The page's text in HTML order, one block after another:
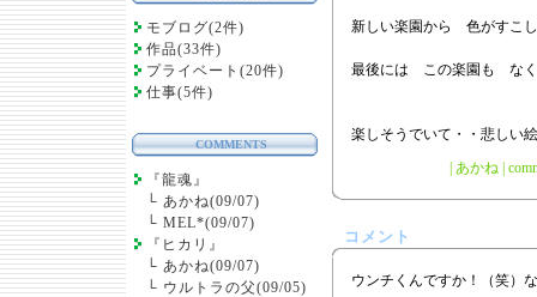
モブログ(2件)
作品(33件)
プライベート(20件)
仕事(5件)
COMMENTS
『龍魂』
└ あかね(09/07)
└ MEL*(09/07)
『ヒカリ』
└ あかね(09/07)
└ ウルトラの父(09/05)
新しい楽園から 色がすこ
最後には この楽園も なく
楽しそうでいて・・悲しい
あかね|
コメント
ウンチくんですか！（笑）